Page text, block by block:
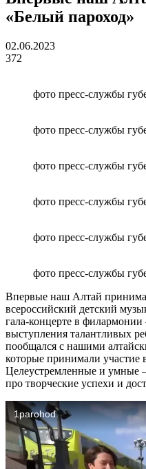
«Белый пароход»
02.06.2023
372
фото пресс-службы
фото пресс-службы
фото пресс-службы
фото пресс-службы
фото пресс-службы
фото пресс-службы
Впервые наш Алтай
всероссийский детский
гала-концерте в
выступления талантливых
пообщался с нашими
которые принимали участие
Целеустремленные и умные
про творческие успехи и